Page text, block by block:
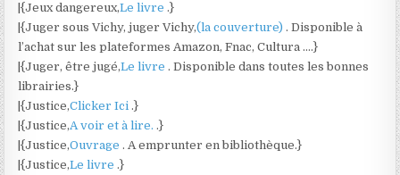
|{Jeux dangereux,Le livre.}
|{Juger sous Vichy, juger Vichy,(la couverture). Disponible à
l’achat sur les plateformes Amazon, Fnac, Cultura ….}
|{Juger, être jugé,Le livre. Disponible dans toutes les bonnes
librairies.}
|{Justice,Clicker Ici.}
|{Justice,A voir et à lire..}
|{Justice,Ouvrage. A emprunter en bibliothèque.}
|{Justice,Le livre.}